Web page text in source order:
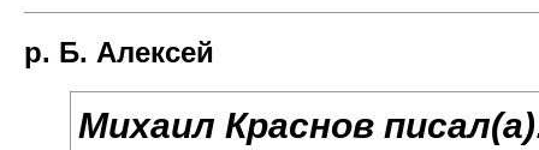
р. Б. Алексей
Михаил Краснов